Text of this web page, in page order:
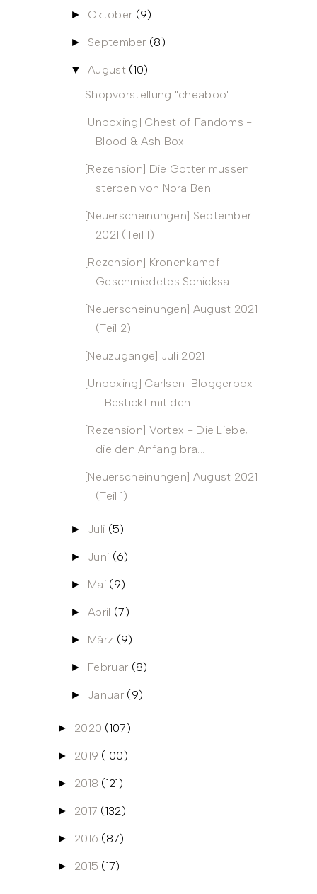
► Oktober (9)
► September (8)
▼ August (10)
Shopvorstellung "cheaboo"
[Unboxing] Chest of Fandoms -
Blood & Ash Box
[Rezension] Die Götter müssen
sterben von Nora Ben...
[Neuerscheinungen] September
2021 (Teil 1)
[Rezension] Kronenkampf -
Geschmiedetes Schicksal ...
[Neuerscheinungen] August 2021
(Teil 2)
[Neuzugänge] Juli 2021
[Unboxing] Carlsen-Bloggerbox
- Bestickt mit den T...
[Rezension] Vortex - Die Liebe,
die den Anfang bra...
[Neuerscheinungen] August 2021
(Teil 1)
► Juli (5)
► Juni (6)
► Mai (9)
►April (7)
► März (9)
► Februar (8)
► Januar (9)
► 2020 (107)
► 2019 (100)
► 2018 (121)
► 2017 (132)
► 2016 (87)
► 2015 (17)